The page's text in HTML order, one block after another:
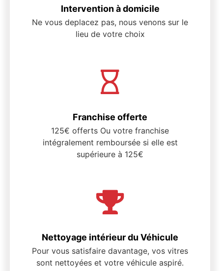
Intervention à domicile
Ne vous deplacez pas, nous venons sur le
lieu de votre choix
Franchise offerte
125€ offerts Ou votre franchise
intégralement remboursée si elle est
supérieure à 125€
Nettoyage intérieur du Véhicule
Pour vous satisfaire davantage, vos vitres
sont nettoyées et votre véhicule aspiré.